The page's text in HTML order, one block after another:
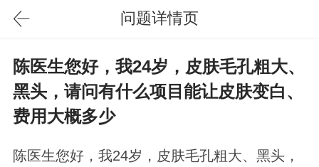
问题详情页
陈医生您好，我24岁，皮肤毛孔粗大、
黑头，请问有什么项目能让皮肤变白、
费用大概多少
陈医生您好，我24岁，皮肤毛孔粗大、黑头，